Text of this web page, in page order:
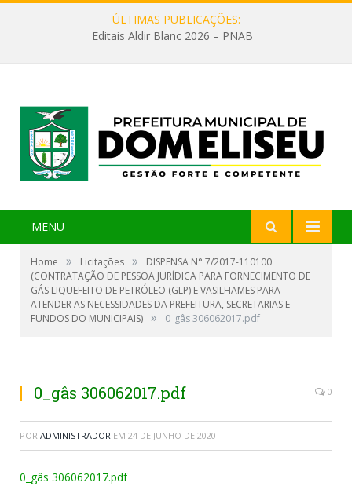
ÚLTIMAS PUBLICAÇÕES:
Editais Aldir Blanc 2026 – PNAB
MENU
Home » Licitações »
DISPENSA N° 7/2017-110100
(CONTRATAÇÃO DE PESSOA JURÍDICA PARA FORNECIMENTO DE
GÁS LIQUEFEITO DE PETRÓLEO (GLP) E VASILHAMES PARA
ATENDER AS NECESSIDADES DA PREFEITURA, SECRETARIAS E
FUNDOS DO MUNICIPAIS) » 0_gâs 306062017.pdf
0_gâs 306062017.pdf 0
POR ADMINISTRADOR EM 24 DE JUNHO DE 2020
0_gâs 306062017.pdf